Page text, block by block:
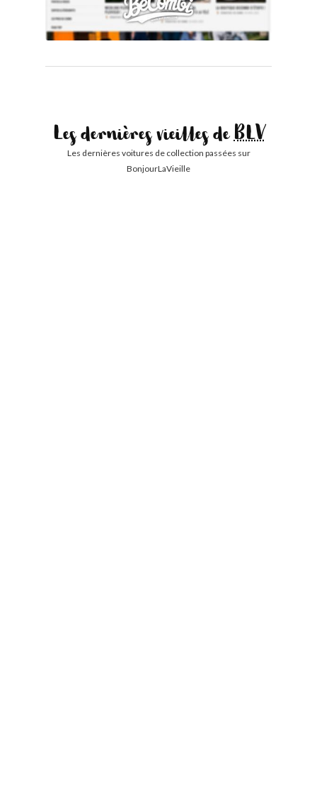
Les dernières vieilles deBLV
Les dernières voitures de collection passées sur
BonjourLaVieille